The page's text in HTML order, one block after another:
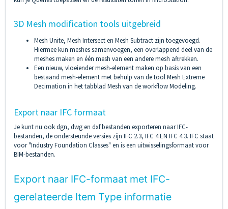
3D Mesh modification tools uitgebreid
Mesh Unite, Mesh Intersect en Mesh Subtract zijn toegevoegd.
Hiermee kun meshes samenvoegen, een overlappend deel van de
meshes maken en één mesh van een andere mesh aftrekken.
Een nieuw, vloeiender mesh-element maken op basis van een
bestaand mesh-element met behulp van de tool Mesh Extreme
Decimation in het tabblad Mesh van de workflow Modeling.
Export naar IFC formaat
Je kunt nu ook dgn, dwg en dxf bestanden exporteren naar IFC-
bestanden, de ondersteunde versies zijn IFC 2.3, IFC 4 EN IFC 4.3. IFC staat
voor "Industry Foundation Classes" en is een uitwisselingsformaat voor
BIM-bestanden.
Export naar IFC-formaat met IFC-
gerelateerde Item Type informatie